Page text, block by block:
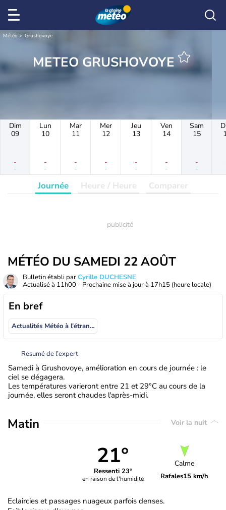
Météo Grushovoye
METEO GRUSHOVOYE
Dim
09
-
-
Lun
10
-
-
Mar
11
-
-
Mer
12
-
-
Jeu
13
-
-
Ven
14
-
-
Sam
15
-
-
Journée Heure / Heure Comparer
MÉTÉO DU SAMEDI 22 AOÛT
Bulletin établi parCyrille DUCHESNE
Actualisé à 11h00 - Prochaine mise à jour à 17h15 (heure locale)
En bref
Actualités Météo à l'étranger
Résumé de l’expert
Samedi à Grushovoye, amélioration en cours de journée : le
ciel se dégagera.
Les températures varieront entre 21 et 29°C au cours de la
journée, elles seront chaudes l'après-midi.
Matin Voir la nuit
21°
Ressenti 23°
en raison de l'humidité
Calme
Rafales15 km/h
Eclaircies et passages nuageux parfois denses.